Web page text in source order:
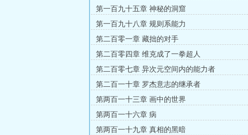
第一百九十五章 神秘的洞窟
第一百九十八章 规则系能力
第二百零一章 藏拙的对手
第二百零四章 维克成了一拳超人
第二百零七章 异次元空间内的能力者
第二百一十章 罗杰意志的继承者
第两百一十三章 画中的世界
第两百一十六章 病
第两百一十九章 真相的黑暗